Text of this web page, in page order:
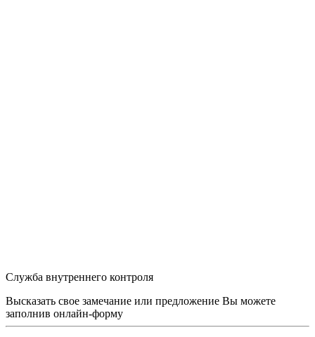
Служба внутреннего контроля
Высказать свое замечание или предложение Вы можете
заполнив онлайн-форму